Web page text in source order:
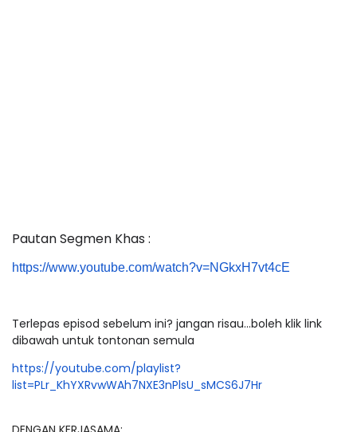
Pautan Segmen Khas :
https://www.youtube.com/watch?v=NGkxH7vt4cE
Terlepas episod sebelum ini? jangan risau...boleh klik link
dibawah untuk tontonan semula
https://youtube.com/playlist?
list=PLr_KhYXRvwWAh7NXE3nPlsU_ sMCS6J7Hr